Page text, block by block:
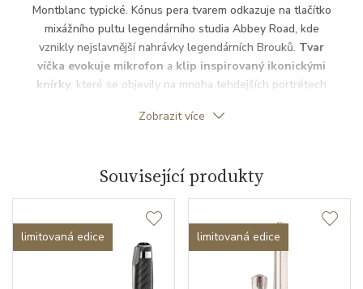
Montblanc typické. Kónus pera tvarem odkazuje na tlačítko
mixážního pultu legendárního studia Abbey Road, kde
vznikly nejslavnější nahrávky legendárních Brouků. Tvar
víčka evokuje mikrofon a klip inspirovaný ikonickými
knírky, které se objevily na mnoha tehdejších portrétech
může být kompletní jen tehdy, pokud má
Zobrazit více
Související produkty
limitovaná edice limitovaná edice